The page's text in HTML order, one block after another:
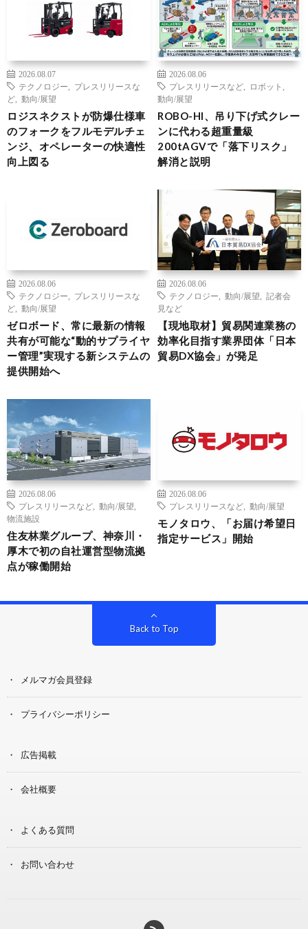
2026.08.07
テクノロジー
プレスリリースな
ど
動向/展望
ロジスネクストが防爆仕様車
のフォークをフルモデルチェ
ンジ、オペレーターの快適性
向上図る
2026.08.06
プレスリリースなど
ロボット
動向/展望
ROBO-HI、吊り下げ式クレー
ンに代わる超重量級
200tAGVで「落下リスク」
解消と説明
2026.08.06
テクノロジー
プレスリリースな
ど
動向/展望
ゼロボード、常に最新の情報
共有が可能な“動的サプライヤ
ー管理”実現する新システムの
提供開始へ
2026.08.06
テクノロジー
動向/展望
記者会
見など
【現地取材】貿易関連業務の
効率化目指す業界団体「日本
貿易DX協会」が発足
2026.08.06
プレスリリースなど
動向/展望
物流施設
住友林業グループ、神奈川・
厚木で初の自社運営型物流拠
点が稼働開始
2026.08.06
プレスリリースなど
動向/展望
モノタロウ、「お届け希望日
指定サービス」開始
Back to Top
メルマガ会員登録
プライバシーポリシー
広告掲載
会社概要
よくある質問
お問い合わせ